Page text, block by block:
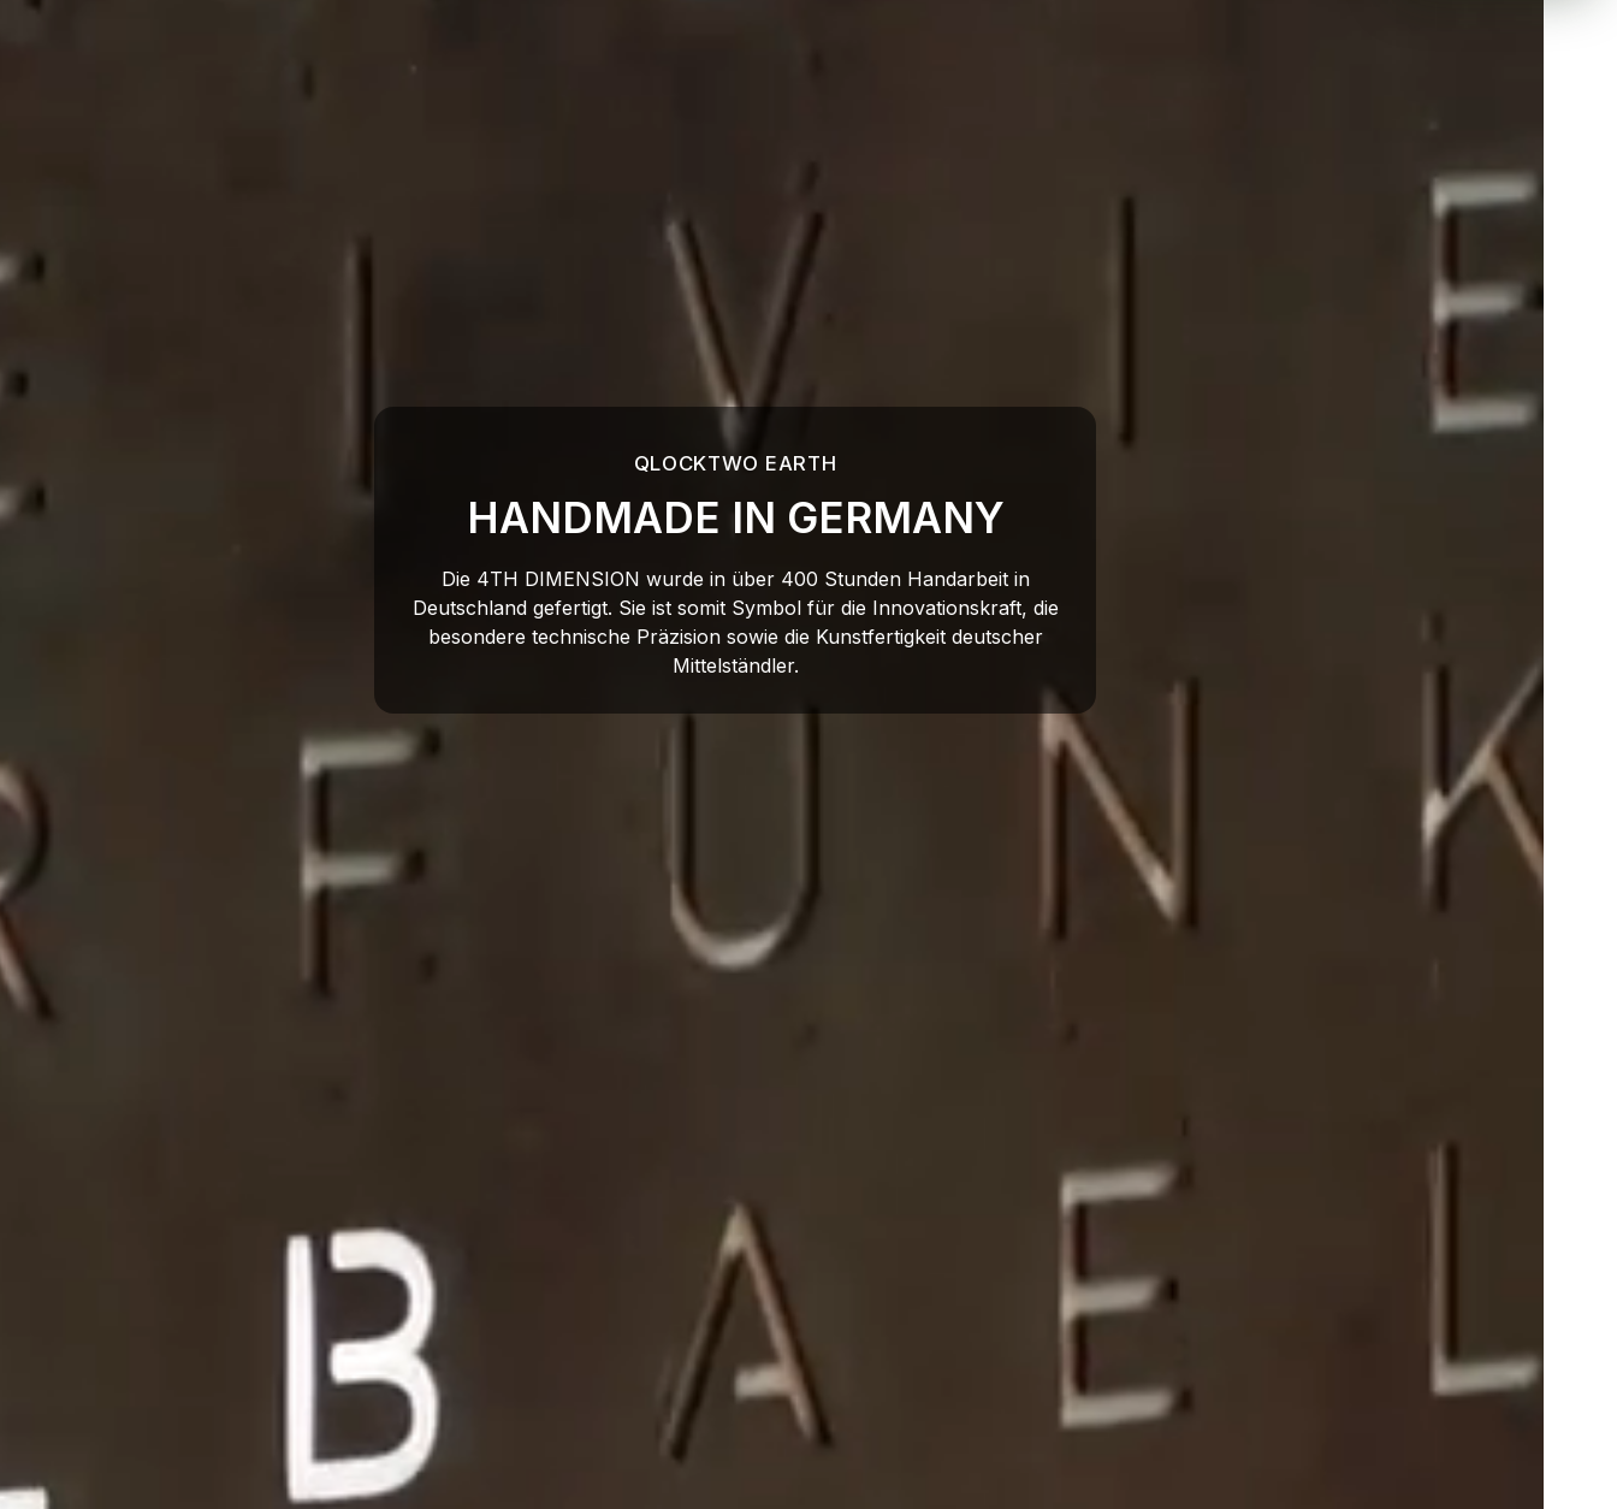
QLOCKTWO EARTH
HANDMADE IN GERMANY
Die 4TH DIMENSION wurde in über 400 Stunden Handarbeit in
Deutschland gefertigt. Sie ist somit Symbol für die Innovationskraft, die
besondere technische Präzision sowie die Kunstfertigkeit deutscher
Mittelständler.